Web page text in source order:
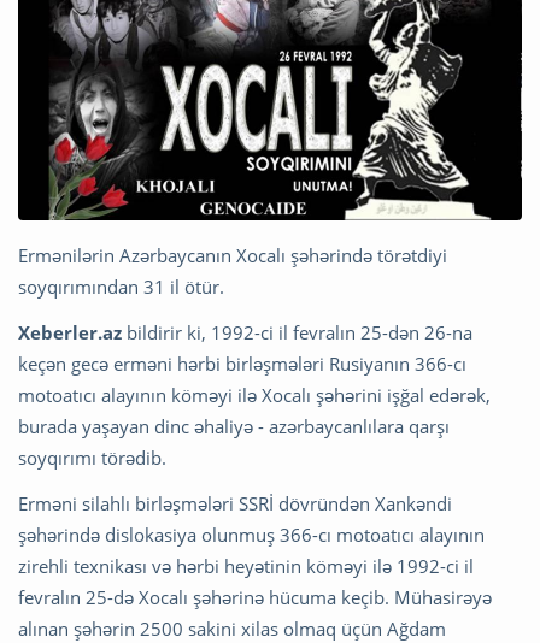
Ermənilərin Azərbaycanın Xocalı şəhərində törətdiyi
soyqırımından 31 il ötür.
Xeberler.az bildirir ki, 1992-ci il fevralın 25-dən 26-na
keçən gecə erməni hərbi birləşmələri Rusiyanın 366-cı
motoatıcı alayının köməyi ilə Xocalı şəhərini işğal edərək,
burada yaşayan dinc əhaliyə - azərbaycanlılara qarşı
soyqırımı törədib.
Erməni silahlı birləşmələri SSRİ dövründən Xankəndi
şəhərində dislokasiya olunmuş 366-cı motoatıcı alayının
zirehli texnikası və hərbi heyətinin köməyi ilə 1992-ci il
fevralın 25-də Xocalı şəhərinə hücuma keçib. Mühasirəyə
alınan şəhərin 2500 sakini xilas olmaq üçün Ağdam